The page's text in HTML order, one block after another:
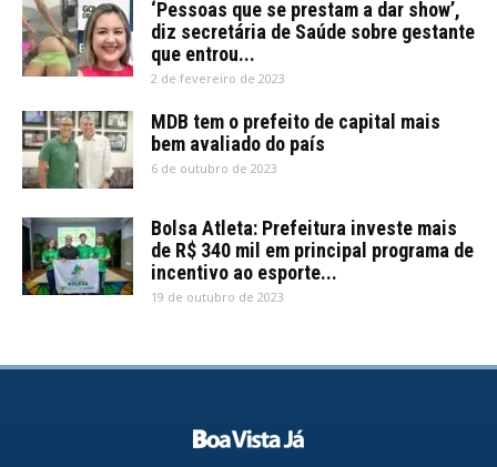
‘Pessoas que se prestam a dar show’,
diz secretária de Saúde sobre gestante
que entrou...
2 de fevereiro de 2023
MDB tem o prefeito de capital mais
bem avaliado do país
6 de outubro de 2023
Bolsa Atleta: Prefeitura investe mais
de R$ 340 mil em principal programa de
incentivo ao esporte...
19 de outubro de 2023